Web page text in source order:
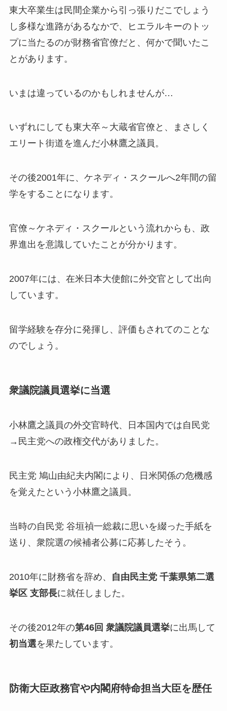
東大卒業生は民間企業から引っ張りだこでしょう
し多様な進路があるなかで、ヒエラルキーのトッ
プに当たるのが財務省官僚だと、何かで聞いたこ
とがあります。
いまは違っているのかもしれませんが…
いずれにしても東大卒～大蔵省官僚と、まさしく
エリート街道を進んだ小林鷹之議員。
その後2001年に、ケネディ・スクールへ2年間の留
学をすることになります。
官僚～ケネディ・スクールという流れからも、政
界進出を意識していたことが分かります。
2007年には、 在米日本大使館に外交官として出向
しています。
留学経験を存分に発揮し、評価もされてのことな
のでしょう。
衆議院議員選挙に当選
小林鷹之議員の外交官時代、日本国内では自民党
→民主党への政権交代がありました。
民主党 鳩山由紀夫内閣により、日米関係の危機感
を覚えたという小林鷹之議員。
当時の自民党 谷垣禎一総裁に思いを綴った手紙を
送り、衆院選の候補者公募に応募したそう。
2010年に財務省を辞め、
自由民主党 千葉県第二選
挙区 支部長に就任しました。
その後2012年の第46回 衆議院議員選挙に出馬して
初当選を果たしています。
防衛大臣政務官や内閣府特命担当大臣を歴任